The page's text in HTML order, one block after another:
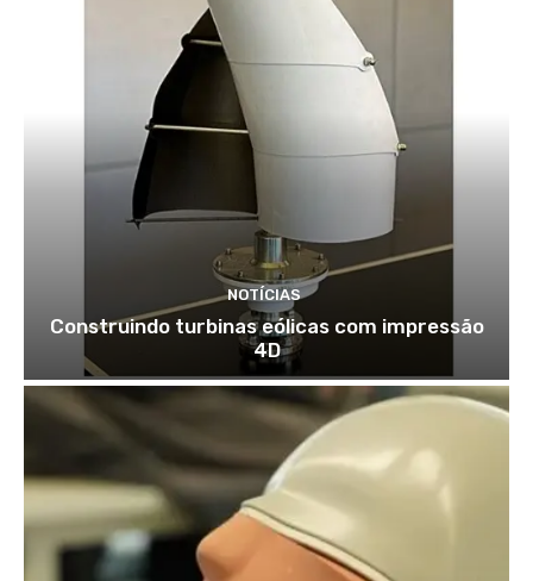
NOTÍCIAS
Construindo turbinas eólicas com impressão
4D